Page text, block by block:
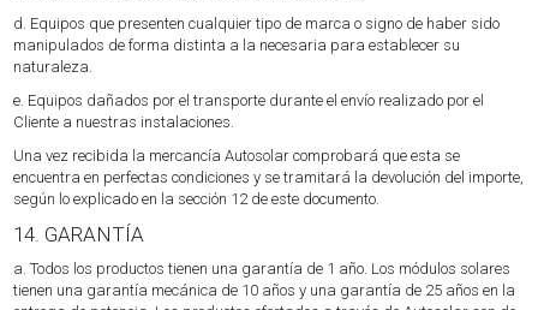
d. Equipos que presenten cualquier tipo de marca o signo de haber sido
manipulados de forma distinta a la necesaria para establecer su
naturaleza.
e. Equipos dañados por el transporte durante el envío realizado por el
Cliente a nuestras instalaciones.
Una vez recibida la mercancía Autosolar comprobará que esta se
encuentra en perfectas condiciones y se tramitará la devolución del importe,
según lo explicado en la sección 12 de este documento.
14. GARANTÍA
a. Todos los productos tienen una garantía de 1 año. Los módulos solares
tienen una garantía mecánica de 10 años y una garantía de 25 años en la